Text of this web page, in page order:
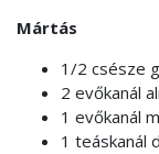
Mártás
1/2 csésze
2 evőkanál
1 evőkanál
1 teáskanál